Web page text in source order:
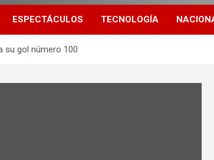
ESPECTÁCULOS TECNOLOGÍA
su gol número 100